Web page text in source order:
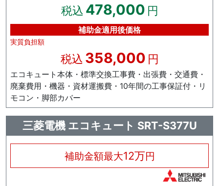
税込 478,000 円
補助金適用後価格
実質負担額
税込 358,000 円
エコキュート本体・標準交換工事費・出張費・交通費・
廃棄費用・機器・資材運搬費・10年間の工事保証付・リ
モコン・脚部カバー
三菱電機 エコキュート SRT-S377U
補助金額最大12万円